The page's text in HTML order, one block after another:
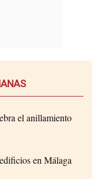
el anillamiento
en Málaga